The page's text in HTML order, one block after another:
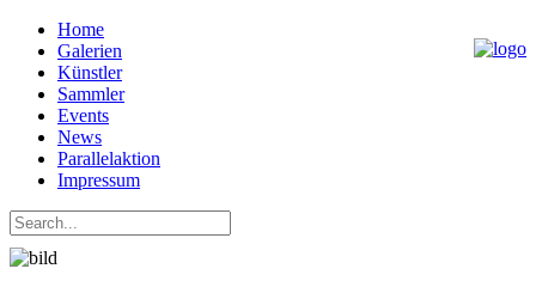
Home
Galerien
Künstler
Sammler
Events
News
Parallelaktion
Impressum